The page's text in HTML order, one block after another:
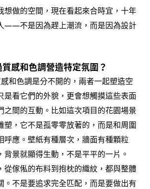
想做的空間 ， 現在看起來合時宜 ， 十年
——不是因為趕上潮流 ， 而是因為設計
感和色調營造特定氛圍？
和色調是分不開的 ， 兩者一起塑造空
是看它們的外貌 ， 更會想觸摸這些表面
之間的互動。比如這次項目的花園場景
塑 ， 它不是孤零零放著的 ， 而是和周圍
呼應。壁紙有種層次 ， 牆面有種顆粒
， 背景就顯得生動 ， 不是平平的一片。
， 從傢俬的布料到抱枕的織紋 ， 都與整體
。不是要追求完全匹配 ， 而是要做出有